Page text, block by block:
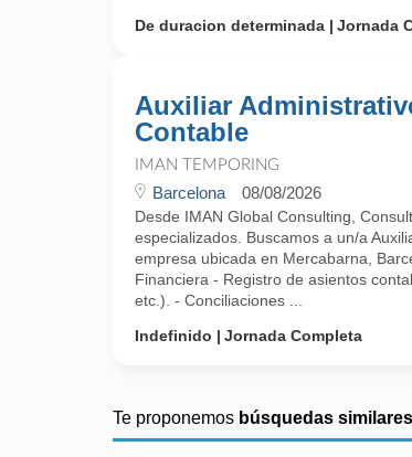
De duracion determinada
Jornada
Auxiliar
Contable
IMAN TEMPORING
Barcelona 08/08/2026
Desde IMAN Global Consulting,
especializados. Buscamos a un/a
empresa ubicada en Mercabarna,
Financiera - Registro de asientos
etc.). - Conciliaciones ...
Indefinido
Jornada Completa
Te proponemos búsquedas similares